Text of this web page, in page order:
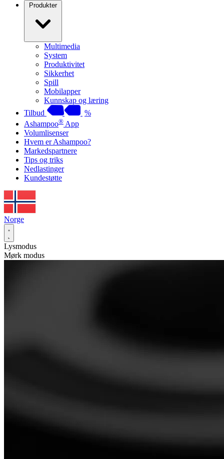
Produkter
Multimedia
System
Produktivitet
Sikkerhet
Spill
Mobilapper
Kunnskap og læring
Tilbud
%
Ashampoo® App
Volumlisenser
Hvem er Ashampoo?
Markedspartnere
Tips og triks
Nedlastinger
Kundestøtte
Norge
Lysmodus
Mørk modus